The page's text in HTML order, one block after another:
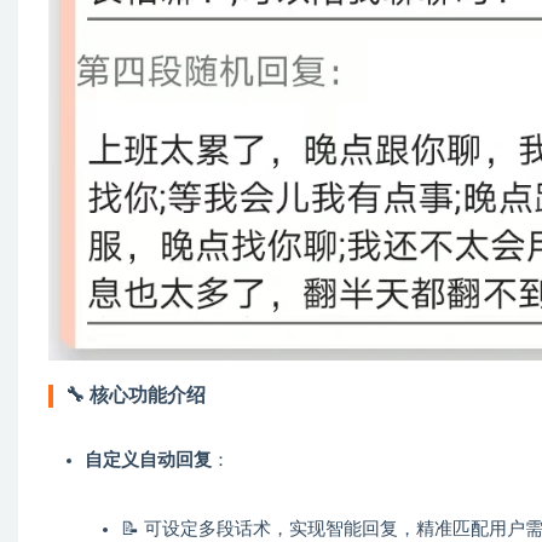
🔧 核心功能介绍
自定义自动回复 ：
📝 可设定多段话术，实现智能回复，精准匹配用户